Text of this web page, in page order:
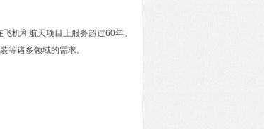
机和航天项目上服务超过60年。
等诸多领域的需求。